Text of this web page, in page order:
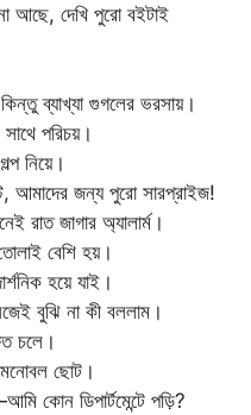
আছে, দেখি পুরো বইটাই
ব্যাখ্যা গুগলের ভরসায়।
পরিচয়।
নিয়ে।
আমাদের জন্য পুরো সারপ্রাইজ!
রাত জাগার অ্যালার্ম।
বেশি হয়।
হয়ে যাই।
বুঝি না কী বললাম।
চলে।
ছোট।
কোন ডিপার্টমেন্টে পড়ি?